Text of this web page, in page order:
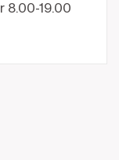
8.00-19.00